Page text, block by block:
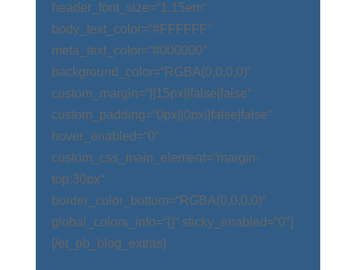
header_font_size=“1.15em“
body_text_color=“#FFFFFF“
meta_text_color=“#000000″
background_color=“RGBA(0,0,0,0)“
custom_margin=“||15px||false|false“
custom_padding=“0px||0px||false|false“
hover_enabled=“0″
custom_css_main_element=“margin-
top:30px“
border_color_bottom=“RGBA(0,0,0,0)“
global_colors_info=“{}“ sticky_enabled=“0″]
[/et_pb_blog_extras]